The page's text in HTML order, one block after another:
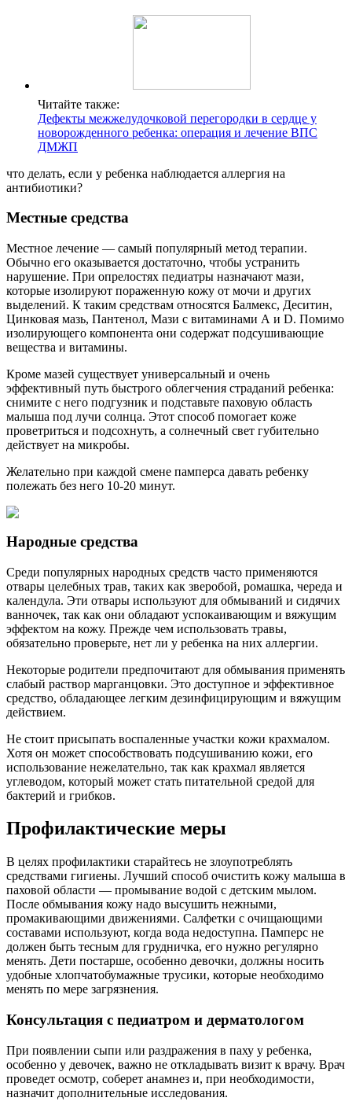
Читайте также:
Дефекты межжелудочковой перегородки в сердце у
новорожденного ребенка: операция и лечение ВПС
ДМЖП
что делать, если у ребенка наблюдается аллергия на
антибиотики?
Местные средства
Местное лечение — самый популярный метод терапии.
Обычно его оказывается достаточно, чтобы устранить
нарушение. При опрелостях педиатры назначают мази,
которые изолируют пораженную кожу от мочи и других
выделений. К таким средствам относятся Балмекс, Деситин,
Цинковая мазь, Пантенол, Мази с витаминами А и D. Помимо
изолирующего компонента они содержат подсушивающие
вещества и витамины.
Кроме мазей существует универсальный и очень
эффективный путь быстрого облегчения страданий ребенка:
снимите с него подгузник и подставьте паховую область
малыша под лучи солнца. Этот способ помогает коже
проветриться и подсохнуть, а солнечный свет губительно
действует на микробы.
Желательно при каждой смене памперса давать ребенку
полежать без него 10-20 минут.
Народные средства
Среди популярных народных средств часто применяются
отвары целебных трав, таких как зверобой, ромашка, череда и
календула. Эти отвары используют для обмываний и сидячих
ванночек, так как они обладают успокаивающим и вяжущим
эффектом на кожу. Прежде чем использовать травы,
обязательно проверьте, нет ли у ребенка на них аллергии.
Некоторые родители предпочитают для обмывания применять
слабый раствор марганцовки. Это доступное и эффективное
средство, обладающее легким дезинфицирующим и вяжущим
действием.
Не стоит присыпать воспаленные участки кожи крахмалом.
Хотя он может способствовать подсушиванию кожи, его
использование нежелательно, так как крахмал является
углеводом, который может стать питательной средой для
бактерий и грибков.
Профилактические меры
В целях профилактики старайтесь не злоупотреблять
средствами гигиены. Лучший способ очистить кожу малыша в
паховой области — промывание водой с детским мылом.
После обмывания кожу надо высушить нежными,
промакивающими движениями. Салфетки с очищающими
составами используют, когда вода недоступна. Памперс не
должен быть тесным для грудничка, его нужно регулярно
менять. Дети постарше, особенно девочки, должны носить
удобные хлопчатобумажные трусики, которые необходимо
менять по мере загрязнения.
Консультация с педиатром и дерматологом
При появлении сыпи или раздражения в паху у ребенка,
особенно у девочек, важно не откладывать визит к врачу. Врач
проведет осмотр, соберет анамнез и, при необходимости,
назначит дополнительные исследования.